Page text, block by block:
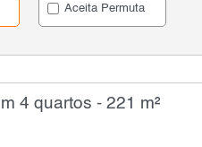
Aceita Permuta
4 quartos - 221 m²